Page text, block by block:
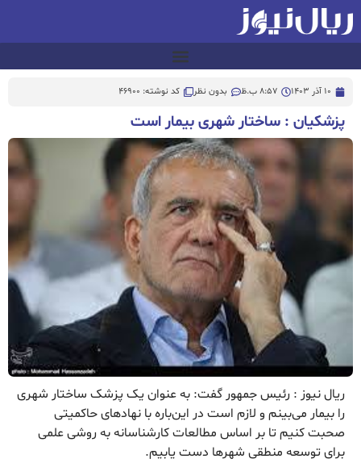
10 آذر 1403 8:57 ب.ظ بدون نظر کد نوشته: 46900
پزشکیان : ساختار شهری بیمار است
ریال نیوز : رئیس جمهور گفت: به عنوان یک پزشک ساختار شهری
را بیمار می‌بینم و لازم است در این‌باره با نهادهای حاکمیتی
صحبت کنیم تا بر اساس مطالعات کارشناسانه به روشی علمی
برای توسعه منطقی شهرها دست یابیم.